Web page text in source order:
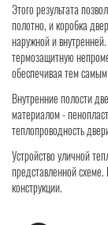
Этого результата
полотно, и коробка
наружной и
термозащитную
обеспечивая тем
Внутренние полости
материалом -
теплопроводность
Устройство уличной
представленной
конструкции.